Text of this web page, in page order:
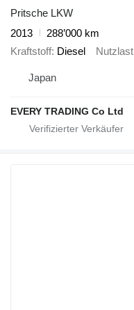
Pritsche LKW
2013
288’000 km
Kraftstoff Diesel Nutzlast
Japan
EVERY TRADING Co Ltd